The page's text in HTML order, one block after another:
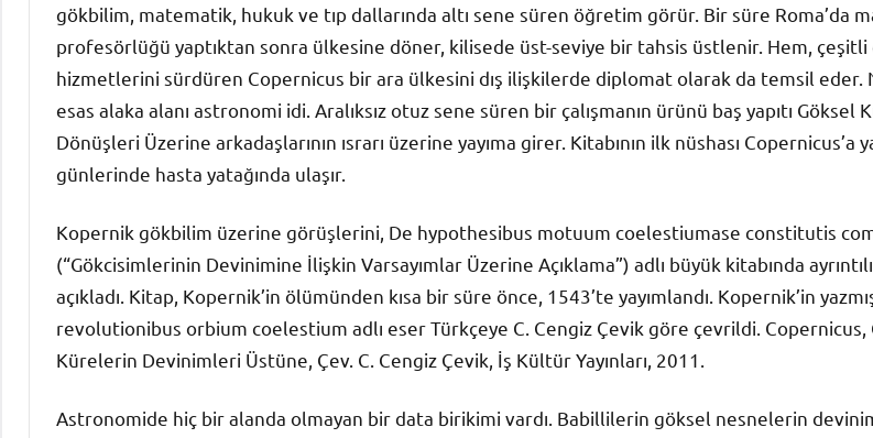
gökbilim, matematik, hukuk ve tıp dallarında altı sene süren öğretim görür. Bir süre Roma’da
profesörlüğü yaptıktan sonra ülkesine döner, kilisede üst-seviye bir tahsis üstlenir. Hem,
hizmetlerini sürdüren Copernicus bir ara ülkesini dış ilişkilerde diplomat olarak da temsil eder.
esas alaka alanı astronomi idi. Aralıksız otuz sene süren bir çalışmanın ürünü baş yapıtı Göksel
Dönüşleri Üzerine arkadaşlarının ısrarı üzerine yayıma girer. Kitabının ilk nüshası Copernicus’a
günlerinde hasta yatağında ulaşır.
Kopernik gökbilim üzerine görüşlerini, De hypothesibus motuum coelestiumase constitutis
(“Gökcisimlerinin Devinimine İlişkin Varsayımlar Üzerine Açıklama”) adlı büyük kitabında
açıkladı. Kitap, Kopernik’in ölümünden kısa bir süre önce, 1543’te yayımlandı. Kopernik’in
revolutionibus orbium coelestium adlı eser Türkçeye C. Cengiz Çevik göre çevrildi. Copernicus,
Kürelerin Devinimleri Üstüne, Çev. C. Cengiz Çevik, İş Kültür Yayınları, 2011.
Astronomide hiç bir alanda olmayan bir data birikimi vardı. Babillilerin göksel nesnelerin